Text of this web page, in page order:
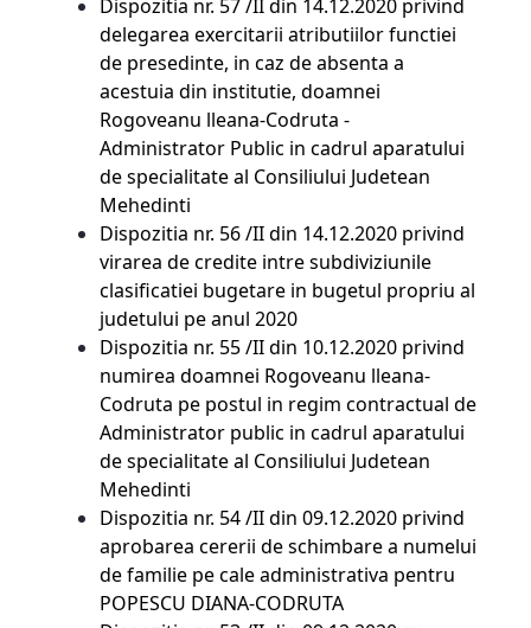
Dispozitia nr. 57 /II din 14.12.2020 privind
delegarea exercitarii atributiilor functiei
de presedinte, in caz de absenta a
acestuia din institutie, doamnei
Rogoveanu lleana-Codruta -
Administrator Public in cadrul aparatului
de specialitate al Consiliului Judetean
Mehedinti
Dispozitia nr. 56 /II din 14.12.2020 privind
virarea de credite intre subdiviziunile
clasificatiei bugetare in bugetul propriu al
judetului pe anul 2020
Dispozitia nr. 55 /II din 10.12.2020 privind
numirea doamnei Rogoveanu lleana-
Codruta pe postul in regim contractual de
Administrator public in cadrul aparatului
de specialitate al Consiliului Judetean
Mehedinti
Dispozitia nr. 54 /II din 09.12.2020 privind
aprobarea cererii de schimbare a numelui
de familie pe cale administrativa pentru
POPESCU DIANA-CODRUTA